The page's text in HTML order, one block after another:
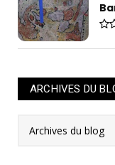
ARCHIVES DU